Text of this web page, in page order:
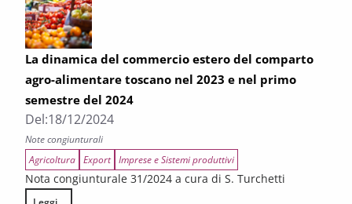
La dinamica del commercio estero del comparto
agro-alimentare toscano nel 2023 e nel primo
semestre del 2024
Del:18/12/2024
Note congiunturali
Agricoltura Export Imprese e Sistemi produttivi
Nota congiunturale 31/2024 a cura di S. Turchetti